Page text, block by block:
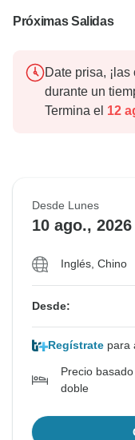
Próximas Salidas
Date prisa,
durante un
Termina el 12
Desde Lunes
10 ago., 2026
Inglés, Chino
Desde:
Regístrate para
Precio
doble